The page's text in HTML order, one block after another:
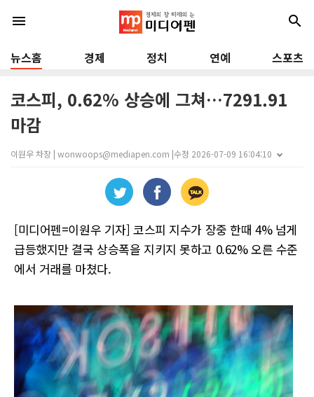
menu search
뉴스홈 경제 정치 연예 스포츠
코스피, 0.62% 상승에 그쳐…7291.91
마감
이원우 차장 | wonwoops@mediapen.com |수정 2026-07-09 16:04:10
[미디어펜=이원우 기자] 코스피 지수가 장중 한때 4% 넘게
급등했지만 결국 상승폭을 지키지 못하고 0.62% 오른 수준
에서 거래를 마쳤다.